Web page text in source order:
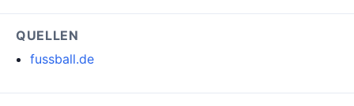
QUELLEN
fussball.de